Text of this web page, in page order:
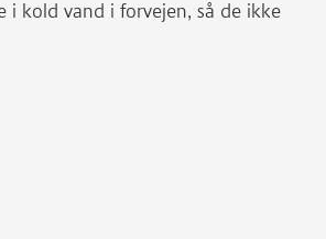
i kold vand i forvejen, så de ikke